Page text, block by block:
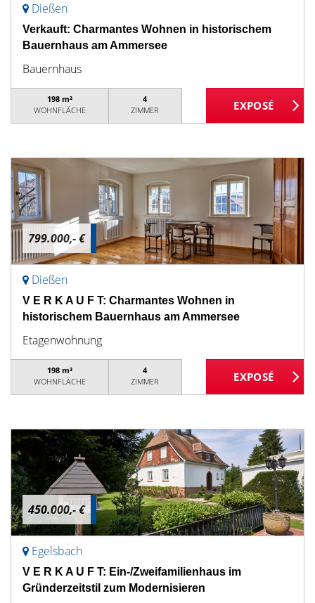
Dießen
Verkauft: Charmantes Wohnen in historischem
Bauernhaus am Ammersee
Bauernhaus
198 m²
WOHNFLÄCHE
4
ZIMMER
799.000,- €
Dießen
V E R K A U F T: Charmantes Wohnen in
historischem Bauernhaus am Ammersee
Etagenwohnung
198 m²
WOHNFLÄCHE
4
ZIMMER
450.000,- €
Egelsbach
V E R K A U F T: Ein-/Zweifamilienhaus im
Gründerzeitstil zum Modernisieren